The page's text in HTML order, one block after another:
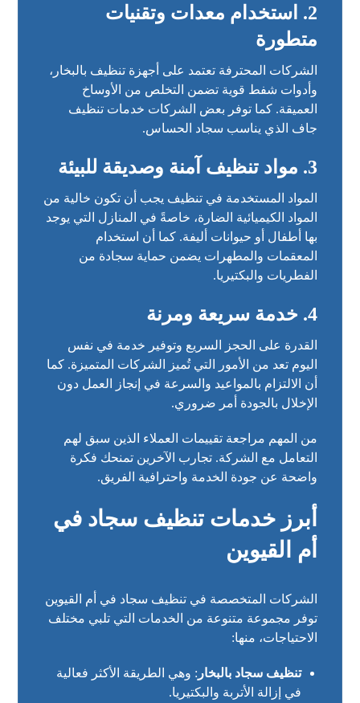
2. استخدام معدات وتقنيات
متطورة
الشركات المحترفة تعتمد على أجهزة تنظيف بالبخار،
وأدوات شفط قوية تضمن التخلص من الأوساخ
العميقة. كما توفر بعض الشركات خدمات تنظيف
جاف الذي يناسب سجاد الحساس.
3. مواد تنظيف آمنة وصديقة للبيئة
المواد المستخدمة في تنظيف يجب أن تكون خالية من
المواد الكيميائية الضارة، خاصةً في المنازل التي يوجد
بها أطفال أو حيوانات أليفة. كما أن استخدام
المعقمات والمطهرات يضمن حماية سجادة من
الفطريات والبكتيريا.
4. خدمة سريعة ومرنة
القدرة على الحجز السريع وتوفير خدمة في نفس
اليوم تعد من الأمور التي تُميز الشركات المتميزة. كما
أن الالتزام بالمواعيد والسرعة في إنجاز العمل دون
الإخلال بالجودة أمر ضروري.
من المهم مراجعة تقييمات العملاء الذين سبق لهم
التعامل مع الشركة. تجارب الآخرين تمنحك فكرة
واضحة عن جودة الخدمة واحترافية الفريق.
أبرز خدمات تنظيف سجاد في
أم القيوين
الشركات المتخصصة في تنظيف سجاد في أم القيوين
توفر مجموعة متنوعة من الخدمات التي تلبي مختلف
الاحتياجات، منها:
تنظيف سجاد بالبخار : وهي الطريقة الأكثر فعالية
في إزالة الأتربة والبكتيريا.